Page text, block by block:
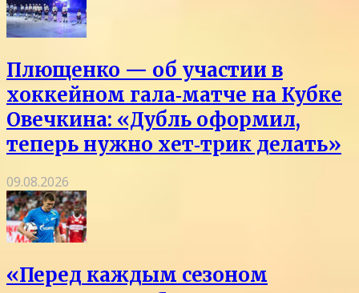
Плющенко — об участии в
хоккейном гала‑матче на Кубке
Овечкина: «Дубль оформил,
теперь нужно хет‑трик делать»
09.08.2026
«Перед каждым сезоном